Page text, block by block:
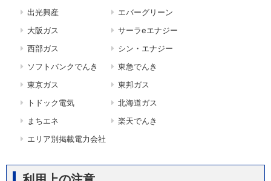
出光興産
エバーグリーン
大阪ガス
サーラeエナジー
西部ガス
シン・エナジー
ソフトバンクでんき
東急でんき
東京ガス
東邦ガス
トドック電気
北海道ガス
まちエネ
楽天でんき
エリア別掲載電力会社